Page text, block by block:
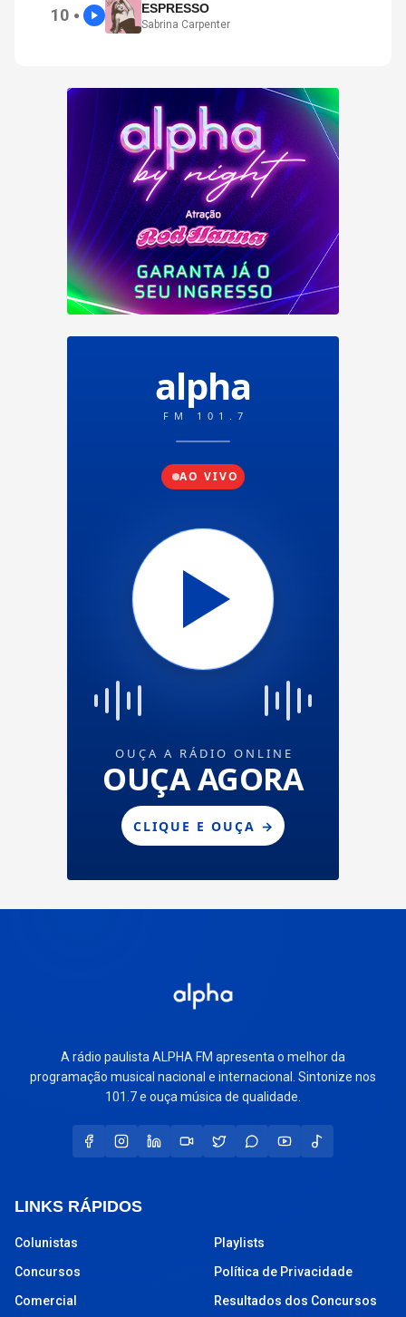
10 ● ESPRESSO
Sabrina Carpenter
A rádio paulista ALPHA FM apresenta o melhor da
programação musical nacional e internacional. Sintonize nos
101.7 e ouça música de qualidade.
LINKS RÁPIDOS
Colunistas
Concursos
Comercial
Playlists
Política de Privacidade
Resultados dos Concursos